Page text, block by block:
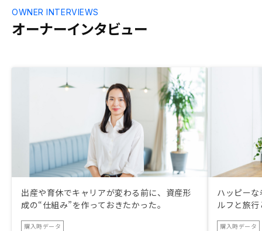
オーナーインタビュー
OWNER INTERVIEWS
出産や育休でキャリアが変わる前に、資産形
成の“仕組み”を作っておきたかった。
購入時データ
ハッピー
ルフと旅
購入時データ